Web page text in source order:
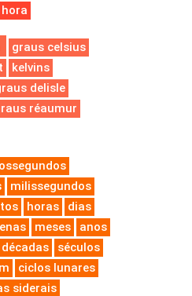
graus celsius
kelvins
delisle
réaumur
milissegundos
horas
dias
meses
anos
décadas
séculos
ciclos lunares
siderais